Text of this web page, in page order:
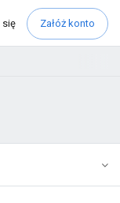
się Załóż konto